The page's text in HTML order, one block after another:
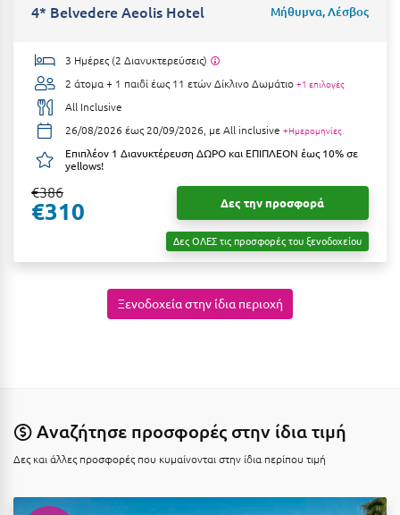
Καρδίτσα
Κάρπαθος
Καρπενήσι
Κάρυστος
Κάσος
Κασσάνδρα
Καστοριά
Κοζάνη
Κοκκώνι Κορινθίας
4* Belvedere Aeolis Hotel Μήθυμνα, Λέσβος
3 Ημέρες (2 Διανυκτερεύσεις)
2 άτομα + 1 παιδί έως 11 ετώνΔίκλινο Δωμάτιο +1 επιλογές
All Inclusive
26/08/2026 έως 20/09/2026, με All inclusive +Ημερομηνίες
Επιπλέον 1 Διανυκτέρευση ΔΩΡΟ και ΕΠΙΠΛΕΟΝ έως 10% σε
yellows!
€386
€310 Δες την προσφορά
Δες ΟΛΕΣ τις προσφορές του ξενοδοχείου
Ξενοδοχεία στην ίδια περιοχή
Αναζήτησε προσφορές στην ίδια τιμή
Δες και άλλες προσφορές που κυμαίνονται στην ίδια περίπου τιμή